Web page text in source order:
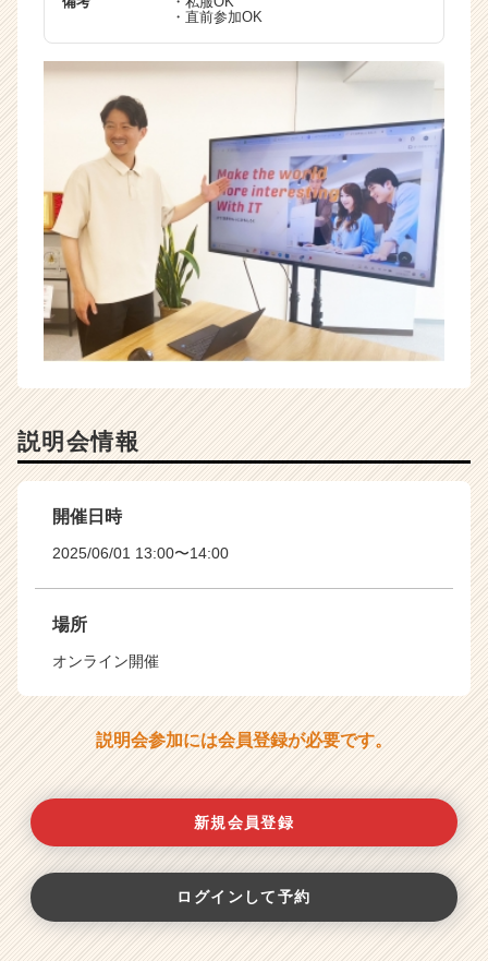
・直前参加OK
説明会情報
開催日時
2025/06/01 13:00〜14:00
場所
オンライン開催
説明会参加には会員登録が必要です。
新規会員登録
ログインして予約